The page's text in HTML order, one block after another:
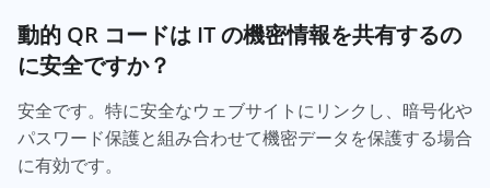
動的 QR コードは IT の機密情報を共有するの
に安全ですか？
安全です。特に安全なウェブサイトにリンクし、暗号化や
パスワード保護と組み合わせて機密データを保護する場合
に有効です。